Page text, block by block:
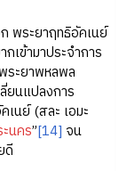
ระยาฤทธิอัคเนย์
เข้ามาประจำการ
ระยาพหลพล
ยนแปลงการ
นย์ (สละ เอมะ
นคร”[14] จน
ดี